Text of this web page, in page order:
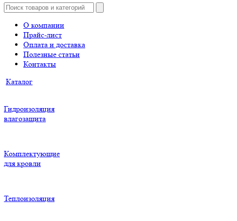
О компании
Прайс-лист
Оплата и доставка
Полезные статьи
Контакты
Каталог
Гидроизоляция
влагозащита
Комплектующие
для кровли
Теплоизоляция